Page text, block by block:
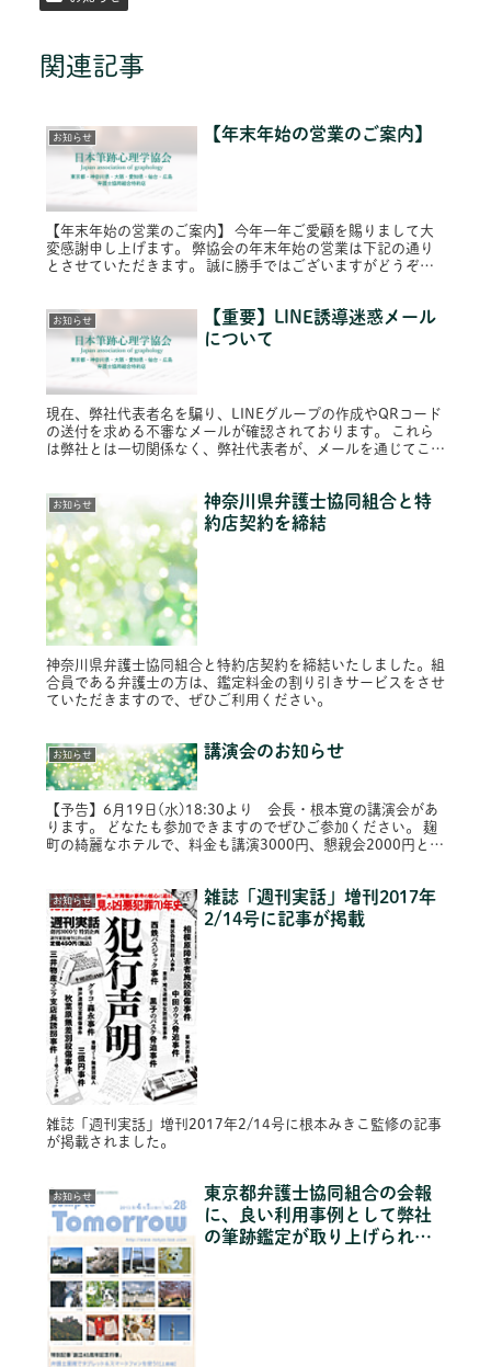
関連記事
お知らせ 【年末年始の営業のご案内】
【年末年始の営業のご案内】 今年一年ご愛顧を賜りまして大
変感謝申し上げます。 弊協会の年末年始の営業は下記の通り
とさせていただきます。 誠に勝手ではございますがどうぞよ
お知らせ
【重要】LINE誘導迷惑メール
について
現在、弊社代表者名を騙り、LINEグループの作成やQRコード
の送付を求める不審なメールが確認されております。 これら
は弊社とは一切関係なく、弊社代表者が、メールを通じてこの
お知らせ
神奈川県弁護士協同組合と特
約店契約を締結
神奈川県弁護士協同組合と特約店契約を締結いたしました。組
合員である弁護士の方は、鑑定料金の割り引きサービスをさせ
ていただきますので、ぜひご利用ください。
お知らせ 講演会のお知らせ
【予告】6月19日(水)18:30より 会長・根本寛の講演会があ
ります。 どなたも参加できますのでぜひご参加ください。 麹
町の綺麗なホテルで、料金も講演3000円、懇親会2000円と格
お知らせ
雑誌「週刊実話」増刊2017年
2/14号に記事が掲載
雑誌「週刊実話」増刊2017年2/14号に根本みきこ監修の記事
が掲載されました。
お知らせ
東京都弁護士協同組合の会報
に、良い利用事例として弊社
の筆跡鑑定が取り上げられま